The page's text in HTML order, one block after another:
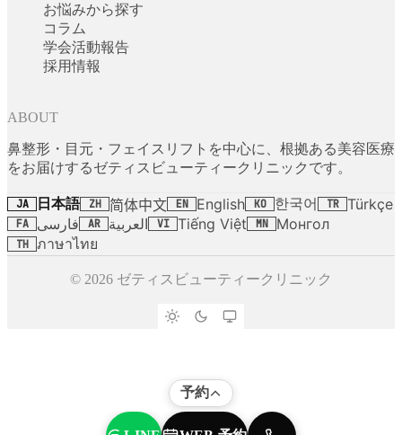
お悩みから探す
コラム
学会活動報告
採用情報
ABOUT
鼻整形・目元・フェイスリフトを中心に、根拠ある美容医療
をお届けするゼティスビューティークリニックです。
JA 日本語 ZH 简体中文 EN English KO 한국어 TR Türkçe
FA فارسی AR العربية VI Tiếng Việt MN Монгол
TH ภาษาไทย
© 2026 ゼティスビューティークリニック
予約